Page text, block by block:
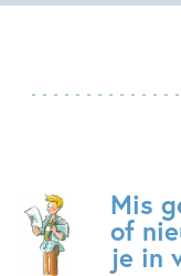
Mis
of
je in